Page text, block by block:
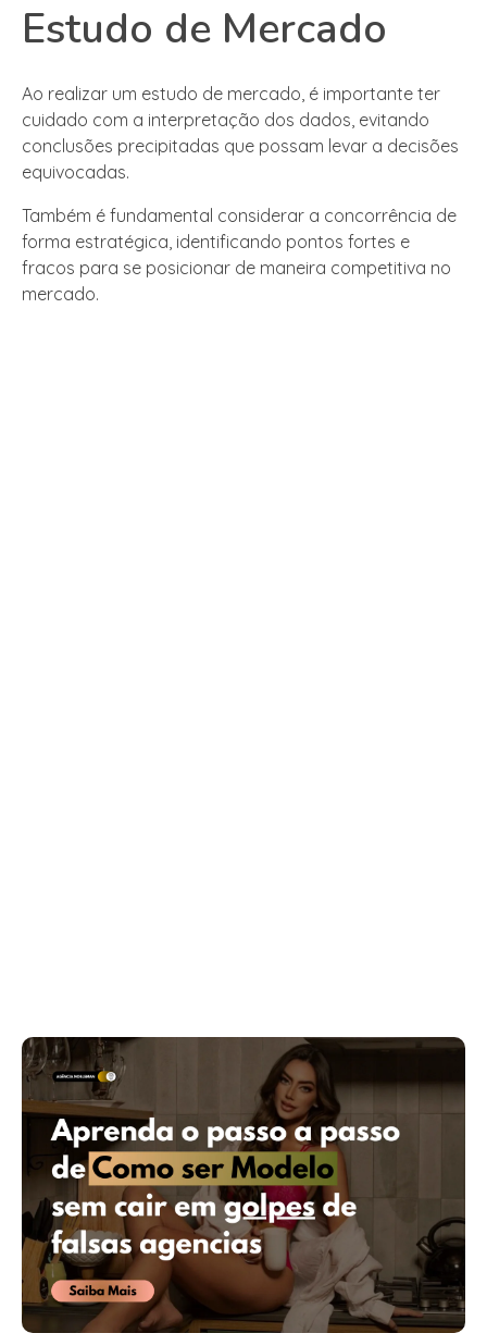
Estudo de Mercado
Ao realizar um estudo de mercado, é importante ter
cuidado com a interpretação dos dados, evitando
conclusões precipitadas que possam levar a decisões
equivocadas.
Também é fundamental considerar a concorrência de
forma estratégica, identificando pontos fortes e
fracos para se posicionar de maneira competitiva no
mercado.